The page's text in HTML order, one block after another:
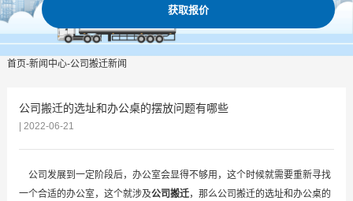
获取报价
首页-新闻中心-公司搬迁新闻
公司搬迁的选址和办公桌的摆放问题有哪些
| 2022-06-21
公司发展到一定阶段后，办公室会显得不够用，这个时候就需要重新寻找
一个合适的办公室，这个就涉及公司搬迁，那么公司搬迁的选址和办公桌的